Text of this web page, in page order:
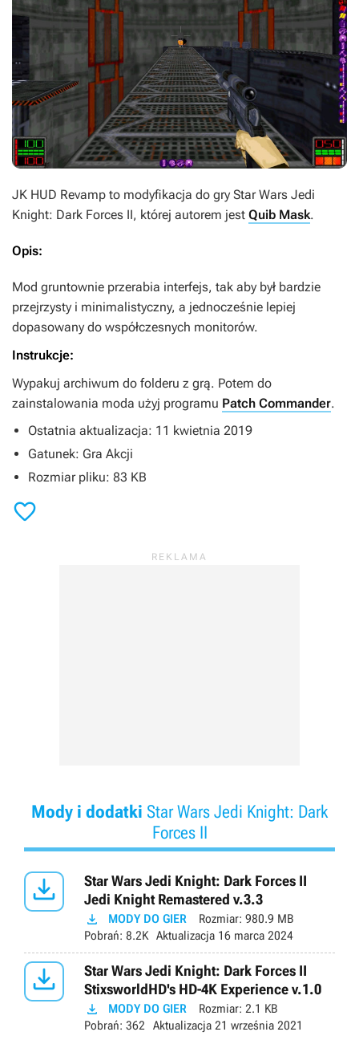
JK HUD Revamp to modyfikacja do gry Star Wars Jedi
Knight: Dark Forces II, której autorem jest Quib Mask.
Opis:
Mod gruntownie przerabia interfejs, tak aby był bardzie
przejrzysty i minimalistyczny, a jednocześnie lepiej
dopasowany do współczesnych monitorów.
Instrukcje:
Wypakuj archiwum do folderu z grą. Potem do
zainstalowania moda użyj programu Patch Commander.
Ostatnia aktualizacja: 11 kwietnia 2019
Gatunek: Gra Akcji
Rozmiar pliku: 83 KB

Mody i dodatki Star Wars Jedi Knight: Dark
Forces II

Star Wars Jedi Knight: Dark Forces II
Jedi Knight Remastered v.3.3
 MODY DO GIER Rozmiar: 980.9 MB
Pobrań: 8.2K Aktualizacja 16 marca 2024

Star Wars Jedi Knight: Dark Forces II
StixsworldHD's HD-4K Experience v.1.0
 MODY DO GIER Rozmiar: 2.1 KB
Pobrań: 362 Aktualizacja 21 września 2021